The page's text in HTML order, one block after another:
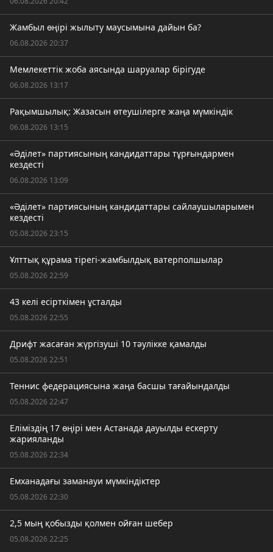
Жамбыл өңірі жылыту маусымына дайын ба?
06.08.2026 20:37
Мемлекеттік жоба аясында шаруалар бірігуде
06.08.2026 13:17
Рақымшылық: Жазасын өтеушілерге жаңа мүмкіндік
06.08.2026 13:15
«Әділет» партиясының кандидаттары тұрғындармен
кездесті
06.08.2026 13:09
«Әділет» партиясының кандидаттары сайлаушыларымен
кездесті
05.08.2026 23:15
Ұлттық құрама тірегі-жамбылдық ватерполшылар
05.08.2026 22:59
43 келі есірткімен ұсталды
05.08.2026 22:55
Дрифт жасаған жүргізуші 10 тәулікке қамалды
05.08.2026 22:51
Теннис федерациясына жаңа басшы тағайындалды
05.08.2026 22:47
Еліміздің 17 өңірі мен Астанада дауылды ескерту
жарияланды
05.08.2026 22:34
Емханадағы заманауи мүмкіндіктер
05.08.2026 22:30
2,5 мың қобызды қолмен ойған шебер
05.08.2026 22:25